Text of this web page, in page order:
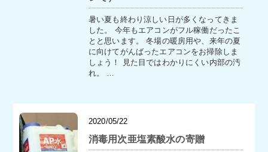
暑い夏も終わり涼しい日が多くなってきま
した。 今年もエアコンがフル稼働だったこ
とと思います。 冬場の暖房用や、来年の夏
に向けてがんばったエアコンをお掃除しま
しょう！ 見た目ではわかりにくい内部の汚
れ。 …
2020/05/22
消毒用次亜塩素酸水の寄贈